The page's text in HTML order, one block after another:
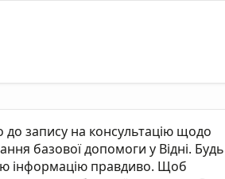
запису на консультацію щодо
базової допомоги у Відні. Будь
інформацію правдиво. Щоб